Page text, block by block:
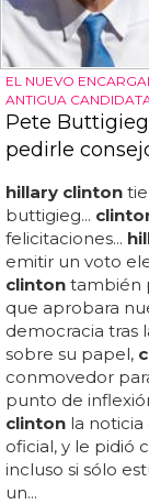
EL NUEVO
ANTIGUA
Pete
pedirle
hillary clinton
buttigieg...
felicitaciones...
emitir un voto
clinton también
que aprobara
democracia tras
sobre su papel,
conmovedor
punto de
clinton la
oficial, y le pidió
incluso si sólo
un...